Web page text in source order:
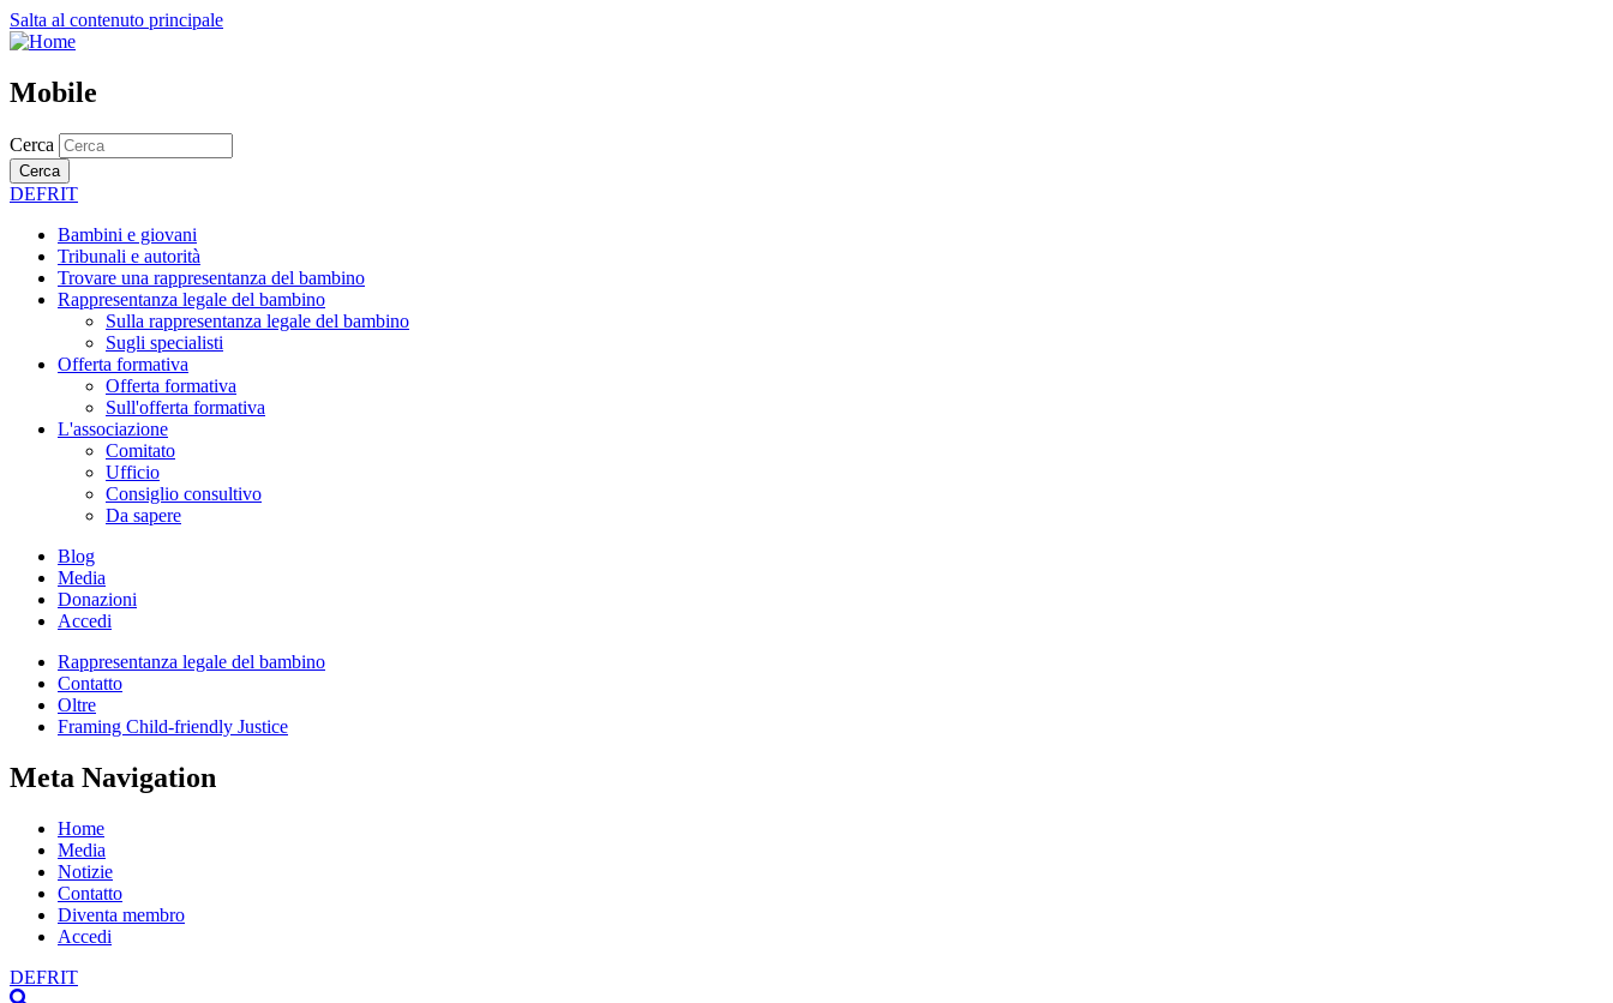
Salta al contenuto principale
Mobile
Cerca
Cerca
DEFRIT
Bambini e giovani
Tribunali e autorità
Trovare una rappresentanza del bambino
Rappresentanza legale del bambino
Sulla rappresentanza legale del bambino
Sugli specialisti
Offerta formativa
Offerta formativa
Sull'offerta formativa
L'associazione
Comitato
Ufficio
Consiglio consultivo
Da sapere
Blog
Media
Donazioni
Accedi
Rappresentanza legale del bambino
Contatto
Oltre
Framing Child-friendly Justice
Meta Navigation
Home
Media
Notizie
Contatto
Diventa membro
Accedi
DEFRIT